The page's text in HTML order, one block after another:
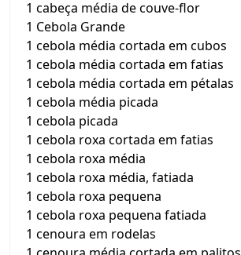
1 cabeça média de couve-flor
1 Cebola Grande
1 cebola média cortada em cubos
1 cebola média cortada em fatias
1 cebola média cortada em pétalas
1 cebola média picada
1 cebola picada
1 cebola roxa cortada em fatias
1 cebola roxa média
1 cebola roxa média, fatiada
1 cebola roxa pequena
1 cebola roxa pequena fatiada
1 cenoura em rodelas